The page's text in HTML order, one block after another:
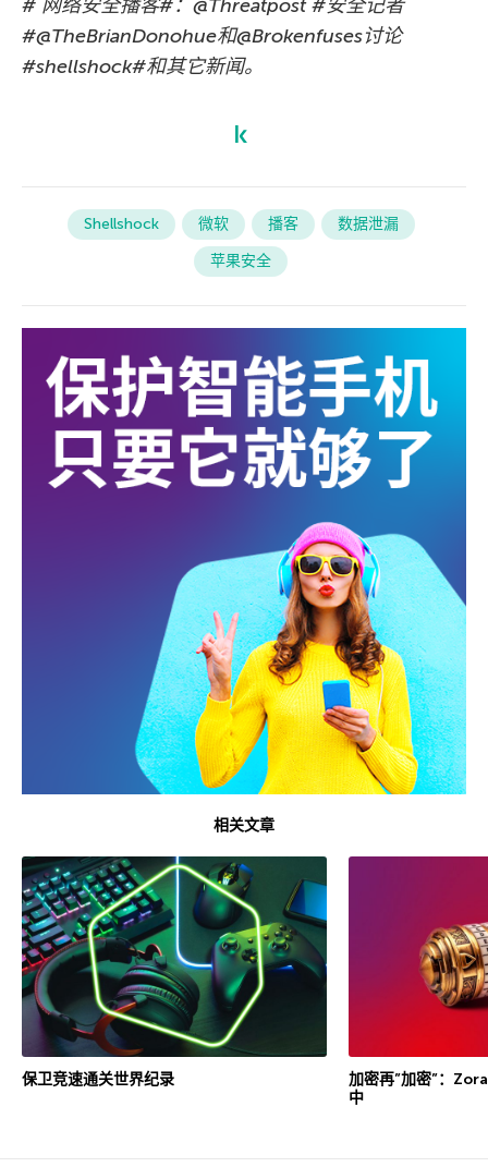
# 网络安全播客#：@Threatpost #安全记者
#@TheBrianDonohue和@Brokenfuses讨论
#shellshock#和其它新闻。
Shellshock 微软 播客
数据泄漏
苹果安全
相关文章
保卫竞速通关世界纪录
加密再”加密”：
中